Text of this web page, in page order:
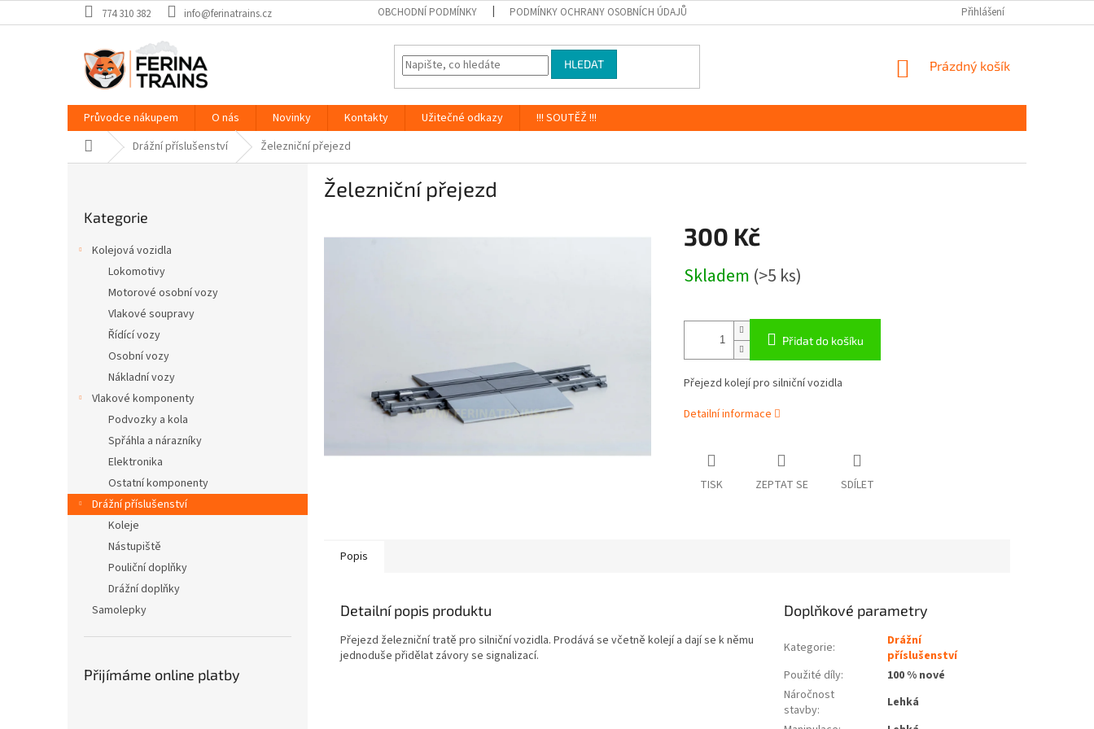
na
774 310 382 info@ferinatrains.cz OBCHODNÍ PODMÍNKY PODMÍNKY OCHRANY OSOBNÍCH ÚDAJŮ Přihlášení
HLEDAT
NÁKUPNÍ
Prázdný košík
Průvodce nákupem O nás Novinky Kontakty Užitečné odkazy
!!! SOUTĚŽ !!!
Domů Drážní příslušenství Železniční přejezd
kategorie
Kategorie
Kolejová vozidla
Lokomotivy
Motorové osobní vozy
Vlakové soupravy
Řídící vozy
Osobní vozy
Nákladní vozy
Vlakové komponenty
Podvozky a kola
Spřáhla a nárazníky
Elektronika
Ostatní komponenty
Drážní příslušenství
Koleje
Nástupiště
Pouliční doplňky
Drážní doplňky
Samolepky
Přijímáme online platby
Železniční přejezd
300 Kč
cena:
Skladem (>5 ks)
Přidat do košíku
Přejezd kolejí pro silniční vozidla
Detailní informace
TISK ZEPTAT SE SDÍLET
Popis
Detailní popis produktu
Přejezd železniční tratě pro silniční vozidla. Prodává se včetně kolejí a dají se k němu
jednoduše přidělat závory se signalizací.
Doplňkové parametry
Kategorie:
Drážní
příslušenství
Použité díly:
100 % nové
Náročnost
stavby:
Lehká